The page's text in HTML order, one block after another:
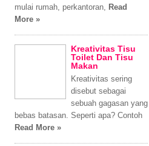
mulai rumah, perkantoran,
Read
More »
Kreativitas Tisu
Toilet Dan Tisu
Makan
Kreativitas sering
disebut sebagai
sebuah gagasan yang
bebas batasan. Seperti apa? Contoh
Read More »